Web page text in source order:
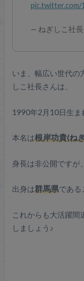
pic.twitter.com/
— ねぎしこ社長
いま、幅広い世代の
しこ社長さんは、
1990年2月10日生ま
本名は根岸功貴(ね
身長は非公開ですが、
出身は群馬県である
これからも大活躍間
しましょう♪